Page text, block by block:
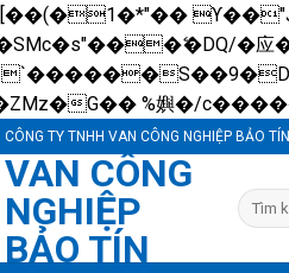
CÔNG TY TNHH VAN CÔNG NGHIỆP BẢO TÍN
VAN CÔNG
NGHIỆP
BẢO TÍN
Tìm
kiếm: